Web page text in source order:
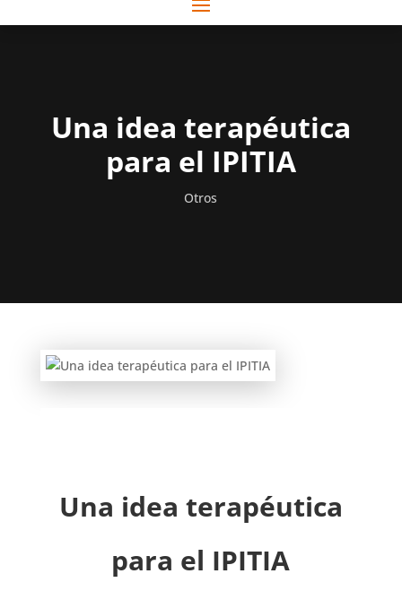
Una idea terapéutica
para el IPITIA
Otros
Una idea terapéutica
para el IPITIA